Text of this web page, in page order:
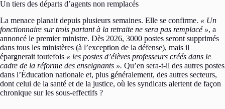
Un tiers des départs d’agents non remplacés
La menace planait depuis plusieurs semaines. Elle se confirme. « Un
fonctionnaire sur trois partant à la retraite ne sera pas remplacé », a
annoncé le premier ministre. Dès 2026, 3000 postes seront supprimés
dans tous les ministères (à l’exception de la défense), mais il
épargnerait toutefois « les postes d’élèves professeurs créés dans le
cadre de la réforme des enseignants ». Qu’en sera-t-il des autres postes
dans l’Éducation nationale et, plus généralement, des autres secteurs,
dont celui de la santé et de la justice, où les syndicats alertent de façon
chronique sur les sous-effectifs ?